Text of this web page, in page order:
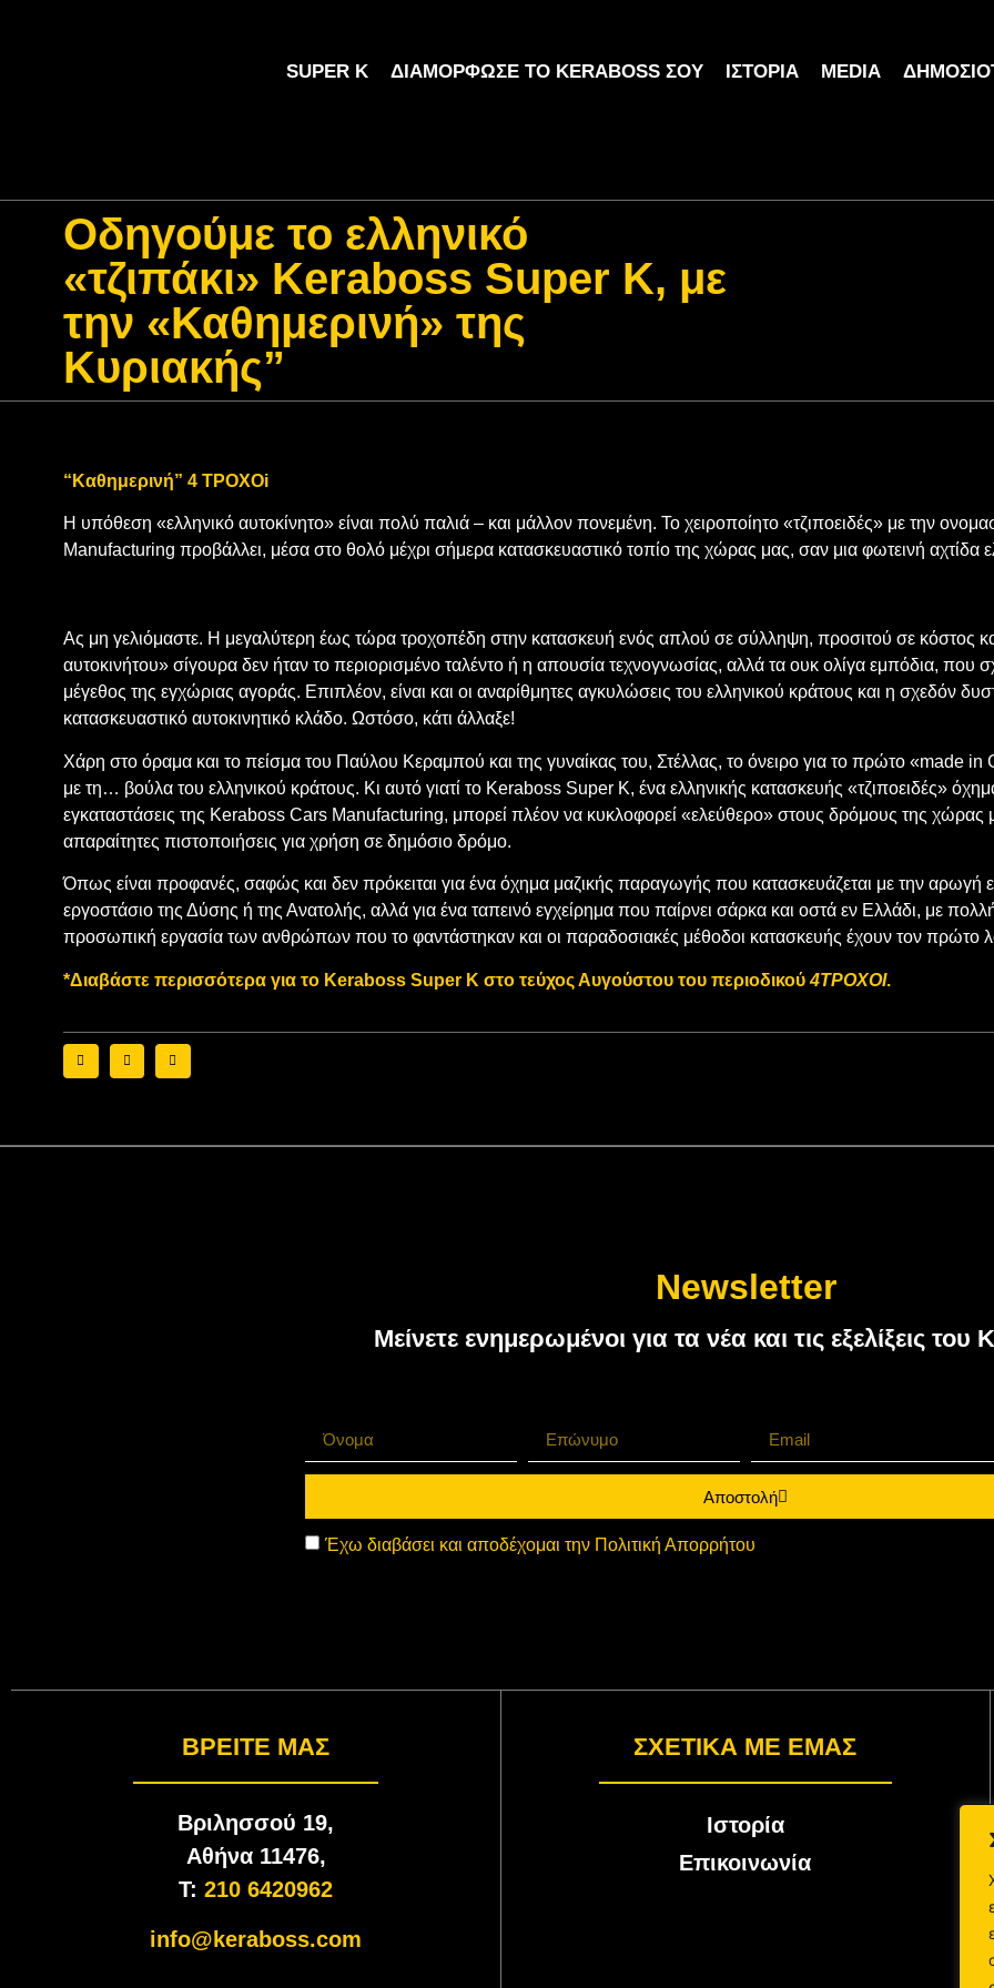
SUPER K ΔΙΑΜΌΡΦΩΣΕ ΤΟ KERABOSS ΣΟΥ ΙΣΤΟΡΊΑ MEDIA
Οδηγούμε το ελληνικό
«τζιπάκι» Keraboss Super K, με
την «Καθημερινή» της
Κυριακής”
“Καθημερινή” 4 ΤΡΟΧΟi
Η υπόθεση «ελληνικό αυτοκίνητο» είναι πολύ παλιά – και μάλλον πονεμένη. Το χειροποίητο «τζιποειδές» με την
Manufacturing προβάλλει, μέσα στο θολό μέχρι σήμερα κατασκευαστικό τοπίο της χώρας μας, σαν μια φωτεινή αχτίδα
Ας μη γελιόμαστε. Η μεγαλύτερη έως τώρα τροχοπέδη στην κατασκευή ενός απλού σε σύλληψη, προσιτού σε κόστος
αυτοκινήτου» σίγουρα δεν ήταν το περιορισμένο ταλέντο ή η απουσία τεχνογνωσίας, αλλά τα ουκ ολίγα εμπόδια, που
μέγεθος της εγχώριας αγοράς. Επιπλέον, είναι και οι αναρίθμητες αγκυλώσεις του ελληνικού κράτους και η σχεδόν
κατασκευαστικό αυτοκινητικό κλάδο. Ωστόσο, κάτι άλλαξε!
Χάρη στο όραμα και το πείσμα του Παύλου Κεραμπού και της γυναίκας του, Στέλλας, το όνειρο για το πρώτο «made in
με τη… βούλα του ελληνικού κράτους. Κι αυτό γιατί το Keraboss Super K, ένα ελληνικής κατασκευής «τζιποειδές»
εγκαταστάσεις της Keraboss Cars Manufacturing, μπορεί πλέον να κυκλοφορεί «ελεύθερο» στους δρόμους της χώρας
απαραίτητες πιστοποιήσεις για χρήση σε δημόσιο δρόμο.
Όπως είναι προφανές, σαφώς και δεν πρόκειται για ένα όχημα μαζικής παραγωγής που κατασκευάζεται με την
εργοστάσιο της Δύσης ή της Ανατολής, αλλά για ένα ταπεινό εγχείρημα που παίρνει σάρκα και οστά εν Ελλάδι, με
προσωπική εργασία των ανθρώπων που το φαντάστηκαν και οι παραδοσιακές μέθοδοι κατασκευής έχουν τον πρώτο
*Διαβάστε περισσότερα για το Keraboss Super K στο τεύχος Αυγούστου του περιοδικού4ΤΡΟΧΟΙ.
Newsletter
Μείνετε ενημερωμένοι για τα νέα και τις εξελίξεις
Έχω διαβάσει και αποδέχομαι την Πολιτική Απορρήτου
Αποστολή
BΡΕΊΤΕ ΜΑΣ
Βριλησσού 19,
Αθήνα 11476,
T:210 6420962
info@keraboss.com
ΣΧΕΤΙΚΑ ΜΕ ΕΜΑΣ
Ιστορία
Επικοινωνία